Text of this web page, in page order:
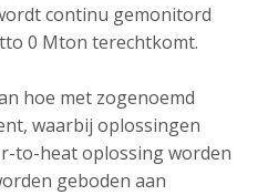
continu gemonitord
0 Mton terechtkomt.
hoe met zogenoemd
waarbij oplossingen
to-heat oplossing worden
geboden aan